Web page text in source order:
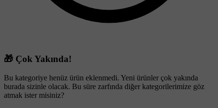
🎁 Çok Yakında!
Bu kategoriye henüz ürün eklenmedi. Yeni ürünler çok yakında
burada sizinle olacak. Bu süre zarfında diğer kategorilerimize göz
atmak ister misiniz?